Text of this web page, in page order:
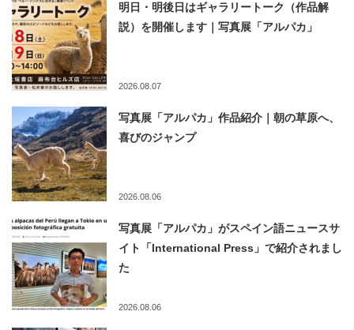
明日・明後日はギャラリートーク（作品解
説）を開催します｜写真展「アルパカ」
2026.08.07
写真展「アルパカ」作品紹介｜朝の草原へ、
喜びのジャンプ
2026.08.06
写真展「アルパカ」がスペイン語ニュースサ
イト「International Press」で紹介されまし
た
2026.08.06